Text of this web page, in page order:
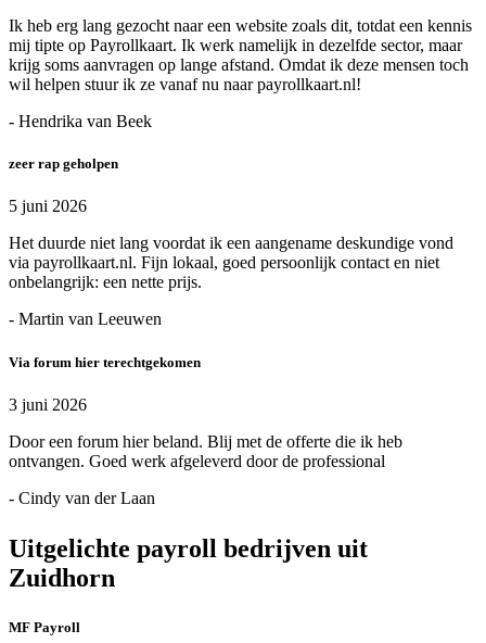
Ik heb erg lang gezocht naar een website zoals dit, totdat een kennis
mij tipte op Payrollkaart. Ik werk namelijk in dezelfde sector, maar
krijg soms aanvragen op lange afstand. Omdat ik deze mensen toch
wil helpen stuur ik ze vanaf nu naar payrollkaart.nl!
- Hendrika van Beek
zeer rap geholpen
5 juni 2026
Het duurde niet lang voordat ik een aangename deskundige vond
via payrollkaart.nl. Fijn lokaal, goed persoonlijk contact en niet
onbelangrijk: een nette prijs.
- Martin van Leeuwen
Via forum hier terechtgekomen
3 juni 2026
Door een forum hier beland. Blij met de offerte die ik heb
ontvangen. Goed werk afgeleverd door de professional
- Cindy van der Laan
Uitgelichte payroll bedrijven uit
Zuidhorn
MF Payroll